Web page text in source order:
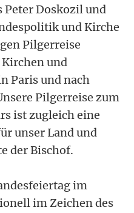
Peter Doskozil und
und Kirche
Pilgerreise
und
Paris und nach
Pilgerreise zum
ist zugleich eine
unser Land und
der Bischof.
im
im Zeichen des